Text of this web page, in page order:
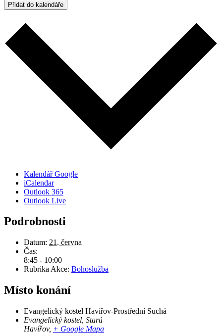
Přidat do kalendáře
Kalendář Google
iCalendar
Outlook 365
Outlook Live
Podrobnosti
Datum: 21. června
Čas:
8:45 - 10:00
Rubrika Akce: Bohoslužba
Místo konání
Evangelický kostel Havířov-Prostřední Suchá
Evangelický kostel, Stará
Havířov, + Google Mapa